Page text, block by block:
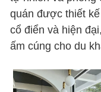
quán được thiết
cổ điển và hiện
ấm cúng cho du